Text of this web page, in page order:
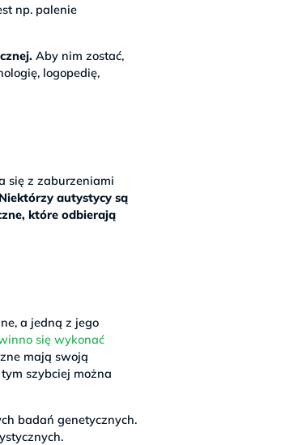
np. palenie
Aby nim zostać,
logopedię,
się z zaburzeniami
Niektórzy autystycy są
które odbierają
a jedną z jego
się wykonać
mają swoją
szybciej można
badań genetycznych.